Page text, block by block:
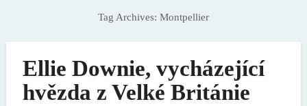
Tag Archives: Montpellier
Ellie Downie, vycházející
hvězda z Velké Británie